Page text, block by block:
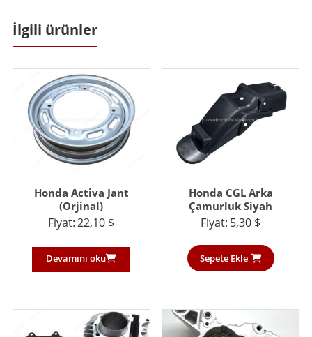
İlgili ürünler
Honda Activa Jant
(Orjinal)
Fiyat:22,10 $
Devamını oku
Honda CGL Arka
Çamurluk Siyah
Fiyat: 5,30 $
Sepete Ekle